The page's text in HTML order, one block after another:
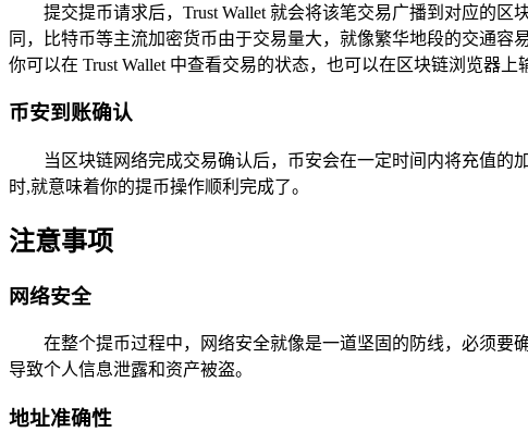
提交提币请求后，Trust Wallet 就会将该笔交易广播到对应的
同，比特币等主流加密货币由于交易量大，就像繁华地段的交通容
你可以在 Trust Wallet 中查看交易的状态，也可以在区块链浏览器
币安到账确认
当区块链网络完成交易确认后，币安会在一定时间内将充值的
时,就意味着你的提币操作顺利完成了。
注意事项
网络安全
在整个提币过程中，网络安全就像是一道坚固的防线，必须要
导致个人信息泄露和资产被盗。
地址准确性